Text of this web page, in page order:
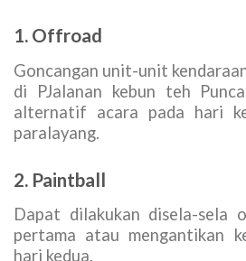
1. Offroad
Goncangan unit-unit
di PJalanan kebun teh
alternatif acara pada hari
paralayang.
2. Paintball
Dapat dilakukan disela-sela
pertama atau mengantikan
hari kedua.